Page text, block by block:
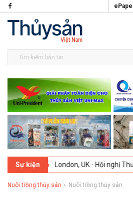
Sự kiện
2026 London, UK - Hội nghị Thượng
Nuôi trồng thủy sản Nuôi trồng thủy sản